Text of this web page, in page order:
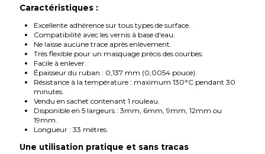
Caractéristiques :
Excellente adhérence sur tous types de surface.
Compatibilité avec les vernis à base d'eau.
Ne laisse aucune trace après enlèvement.
Très flexible pour un masquage précis des courbes.
Facile à enlever.
Épaisseur du ruban : 0,137 mm (0,0054 pouce).
Résistance à la température : maximum 130°C pendant 30
minutes.
Vendu en sachet contenant 1 rouleau.
Disponible en 5 largeurs : 3mm, 6mm, 9mm, 12mm ou
19mm.
Longueur : 33 mètres
Une utilisation pratique et sans tracas